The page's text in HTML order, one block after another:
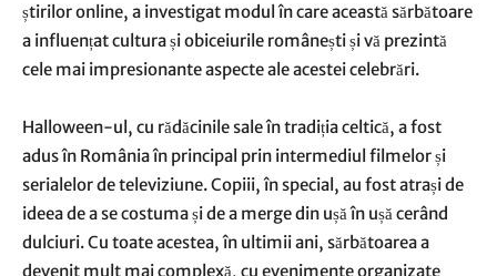
știrilor online, a investigat modul în care această sărbătoare
a influențat cultura și obiceiurile românești și vă prezintă
cele mai impresionante aspecte ale acestei celebrări.
Halloween-ul, cu rădăcinile sale în tradiția celtică, a fost
adus în România în principal prin intermediul filmelor și
serialelor de televiziune. Copiii, în special, au fost atrași de
ideea de a se costuma și de a merge din ușă în ușă cerând
dulciuri. Cu toate acestea, în ultimii ani, sărbătoarea a
devenit mult mai complexă, cu evenimente organizate